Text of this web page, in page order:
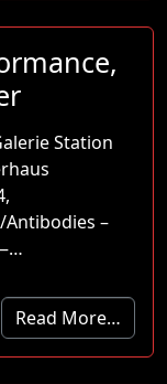
Station
–
Read More…